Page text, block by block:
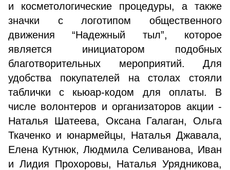
и косметологические процедуры, а также
значки с логотипом общественного
движения “Надежный тыл”, которое
является инициатором подобных
благотворительных мероприятий. Для
удобства покупателей на столах стояли
таблички с кьюар-кодом для оплаты. В
числе волонтеров и организаторов акции -
Наталья Шатеева, Оксана Галаган, Ольга
Ткаченко и юнармейцы, Наталья Джавала,
Елена Кутнюк, Людмила Селиванова, Иван
и Лидия Прохоровы, Наталья Урядникова,